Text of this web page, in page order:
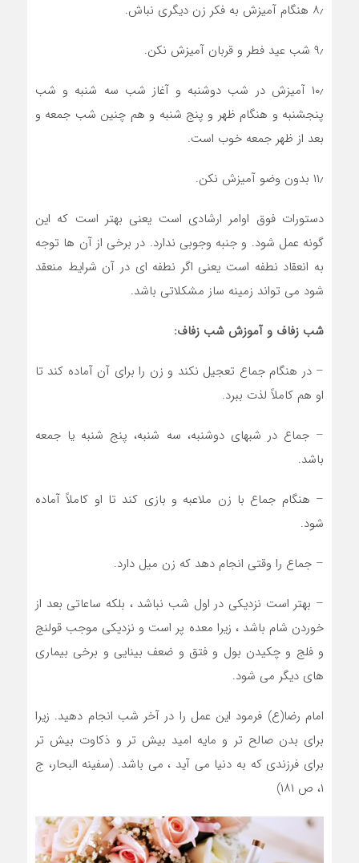
۸٫ هنگام آمیزش به فکر زن دیگری نباش.
۹٫ شب عید فطر و قربان آمیزش نکن.
۱۰٫ آمیزش در شب دوشنبه و آغاز شب سه شنبه و شب
پنجشنبه و هنگام ظهر و پنج شنبه و هم چنین شب جمعه و
بعد از ظهر جمعه خوب است.
۱۱٫ بدون وضو آمیزش نکن.
دستورات فوق اوامر ارشادی است یعنی بهتر است که این
گونه عمل شود. و جنبه وجوبی ندارد. در برخی از آن ها توجه
به انعقاد نطفه است یعنی اگر نطفه ای در آن شرایط منعقد
شود می تواند زمینه ساز مشکلاتی باشد.
شب زفاف و آموزش شب زفاف:
– در هنگام جماع تعجیل نکند و زن را برای آن آماده کند تا
او هم کاملاً لذت ببرد.
– جماع در شب‏های دوشنبه، سه شنبه، پنج شنبه یا جمعه
باشد.
– هنگام جماع با زن ملاعبه و بازی کند تا او کاملاً آماده
شود.
– جماع را وقتی انجام دهد که زن میل دارد.
– بهتر است نزدیکی در اول شب نباشد ، بلکه ساعاتی بعد از
خوردن شام باشد ، زیرا معده پر است و نزدیکی موجب قولنج
و فلج و چکیدن بول و فتق و ضعف بینایی و برخی بیماری
های دیگر می شود.
امام رضا(ع) فرمود این عمل را در آخر شب انجام دهید. زیرا
برای بدن صالح تر و مایه امید بیش تر و ذکاوت بیش تر
برای فرزندی که به دنیا می آید ، می باشد. (سفینه البحار، ج
۱، ص ۱۸۱)